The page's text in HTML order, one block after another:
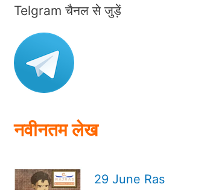
r
f
o
Telgram चैनल से जुड़ें
नवीनतम लेख
29 June Ras